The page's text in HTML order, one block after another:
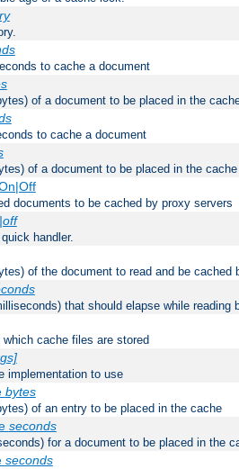
to cache a document
of a document to be placed in the
to cache a document
of a document to be placed in the cache
documents to be cached by proxy servers
handler.
of the document to read and be cached
that should elapse while reading
cache files are stored
implementation to use
bytes
of an entry to be placed in the cache
seconds
for a document to be placed in the
seconds